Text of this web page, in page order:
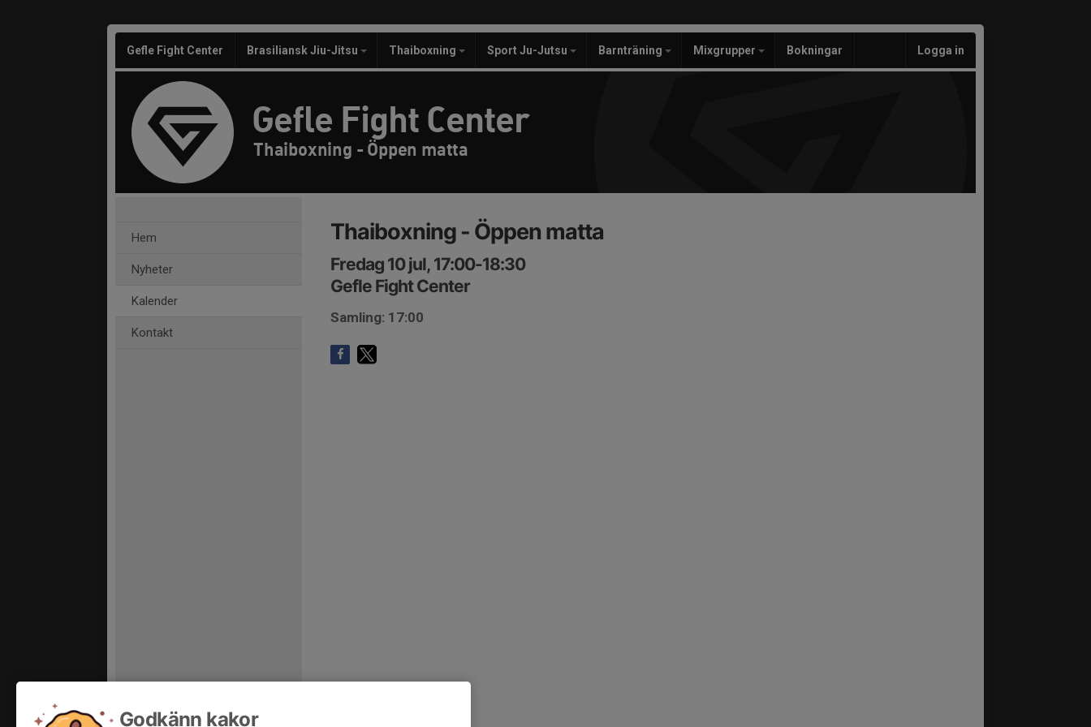
Gefle Fight Center Brasiliansk Jiu-Jitsu Thaiboxning Sport Ju-Jutsu Barnträning Mixgrupper Bokningar Logga in
Gefle Fight Center
Thaiboxning - Öppen matta
Hem
Nyheter
Kalender
Kontakt
Thaiboxning - Öppen matta
Fredag 10 jul, 17:00-18:30
Gefle Fight Center
Samling: 17:00
Godkänn kakor